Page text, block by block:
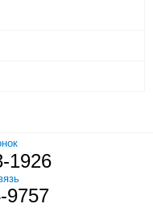
1926
9757